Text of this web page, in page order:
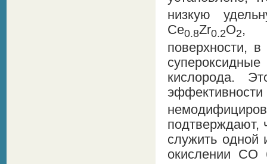
низкую
Ce0.8Zr0.2O2,
поверхности,
кислорода.
подтверждают,
служить одной
окислении